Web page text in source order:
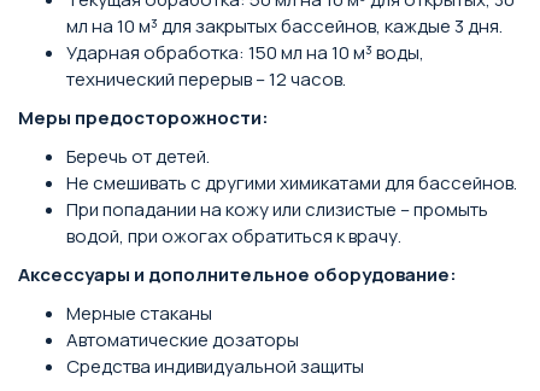
мл на 10 м³ для закрытых бассейнов, каждые 3 дня.
Ударная обработка: 150 мл на 10 м³ воды,
технический перерыв – 12 часов.
Меры предосторожности:
Беречь от детей.
Не смешивать с другими химикатами для бассейнов.
При попадании на кожу или слизистые – промыть
водой, при ожогах обратиться к врачу.
Аксессуары и дополнительное оборудование:
Мерные стаканы
Автоматические дозаторы
Средства индивидуальной защиты